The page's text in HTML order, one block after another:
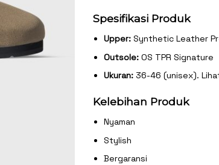
Spesifikasi Produk
Upper: Synthetic Leather
Outsole: OS TPR Signature
Ukuran: 36-46 (unisex).
Kelebihan Produk
Nyaman
Stylish
Bergaransi